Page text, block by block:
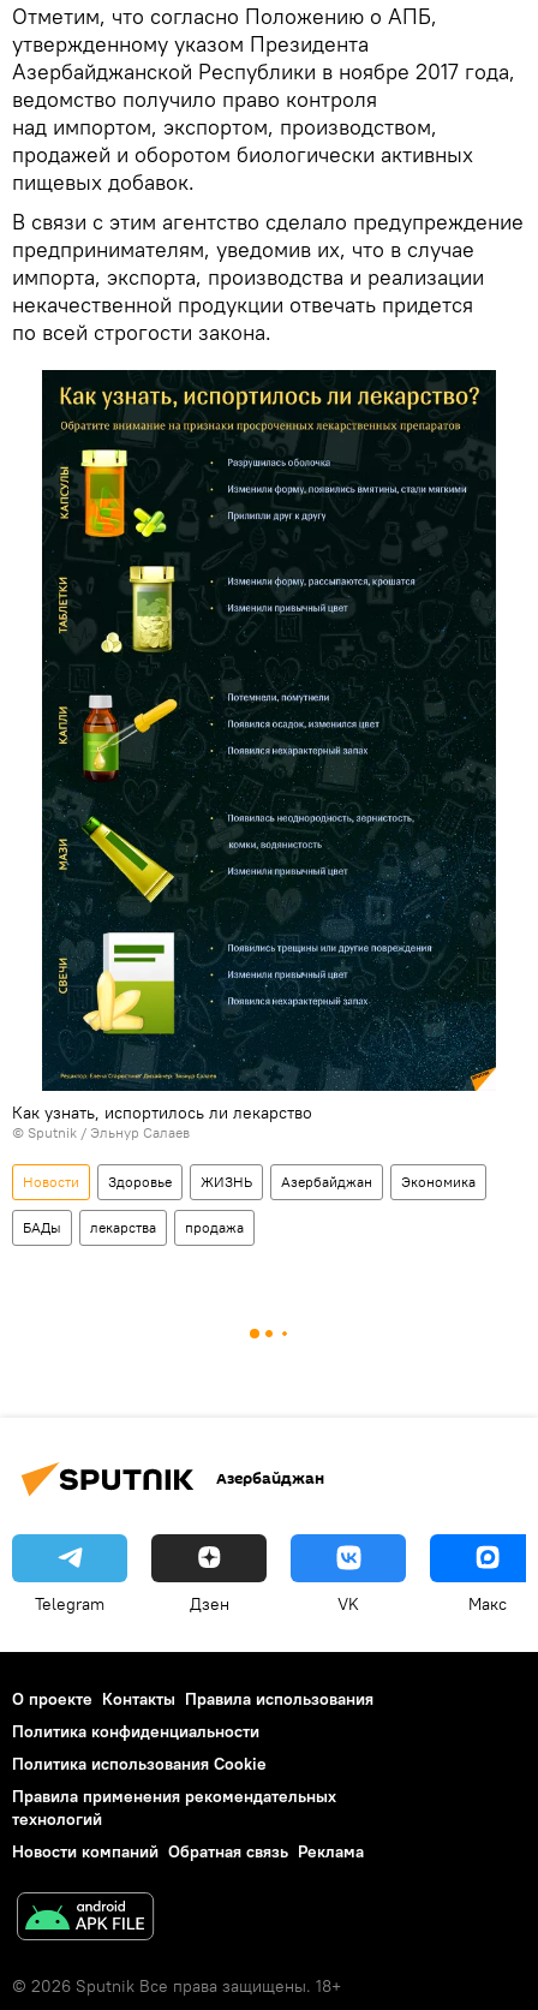
Отметим, что согласно Положению о АПБ,
утвержденному указом Президента
Азербайджанской Республики в ноябре 2017 года,
ведомство получило право контроля
над импортом, экспортом, производством,
продажей и оборотом биологически активных
пищевых добавок.
В связи с этим агентство сделало предупреждение
предпринимателям, уведомив их, что в случае
импорта, экспорта, производства и реализации
некачественной продукции отвечать придется
по всей строгости закона.
Как узнать, испортилось ли лекарство
© Sputnik / Эльнур Салаев
Новости Здоровье ЖИЗНЬ Азербайджан Экономика
БАДы лекарства продажа
Азербайджан
Telegram Дзен VK Макс
О проекте Контакты Правила использования
Политика конфиденциальности
Политика использования Cookie
Правила применения рекомендательных
технологий
Новости компаний Обратная связь Реклама
© 2026 Sputnik Все права защищены. 18+